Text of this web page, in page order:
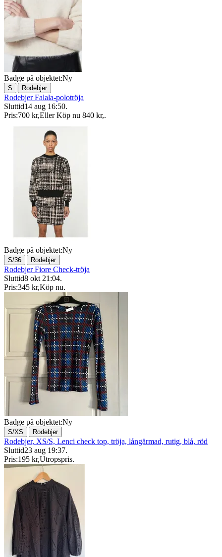
Badge på objektet:Ny
S | Rodebjer
Rodebjer Falala-polotröja
Sluttid14 aug 16:50.
Pris:700 kr,Eller Köp nu 840 kr,.
Badge på objektet:Ny
S/36 | Rodebjer
Rodebjer Fiore Check-tröja
Sluttid8 okt 21:04.
Pris:345 kr,Köp nu.
Badge på objektet:Ny
S/XS | Rodebjer
Rodebjer, XS/S, Lenci check top, tröja, långärmad, rutig, blå, röd
Sluttid23 aug 19:37.
Pris:195 kr,Utropspris.